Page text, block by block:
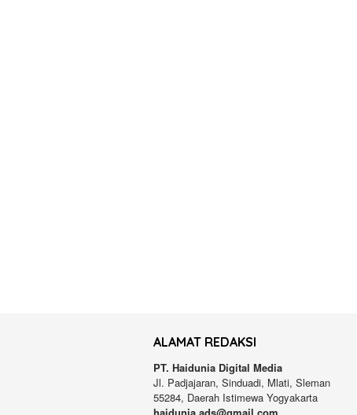
ALAMAT REDAKSI
PT. Haidunia Digital Media
Jl. Padjajaran, Sinduadi, Mlati, Sleman
55284, Daerah Istimewa Yogyakarta